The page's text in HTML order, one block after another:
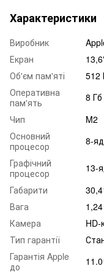
Характеристики
Виробник
Екран
Об'єм пам'яті
512
Оперативна
пам'ять
8 Гб
Чип
M2
Основний
процесор
8-
Графічний
процесор
13-
Габарити
Вага
Камера
Тип гарантії
Гарантія Apple
до